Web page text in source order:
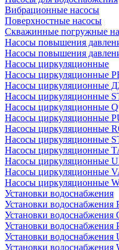
Вибрационные насосы
Поверхностные насосы
Скважинные погружные
Насосы повышения
Насосы повышения
Насосы циркуляционные
Насосы циркуляционные
Насосы
Насосы циркуляционные
Насосы циркуляционные
Насосы циркуляционные
Насосы циркуляционные
Насосы циркуляционные
Насосы циркуляционные
Насосы циркуляционные
Насосы циркуляционные
Насосы циркуляционные
Установки водоснабжения
Установки водоснабжения
Установки водоснабжения
Установки
Установки водоснабжения
Установки водоснабжения